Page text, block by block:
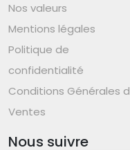
Nos valeurs
Mentions légales
Politique de
confidentialité
Conditions Générales
Ventes
Nous suivre